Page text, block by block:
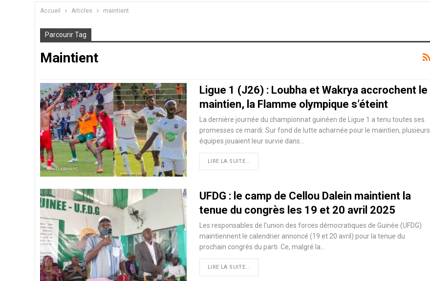
Accueil Articles maintient
Parcourir Tag
Maintient
Ligue 1 (J26) : Loubha et Wakrya accrochent le
maintien, la Flamme olympique s’éteint
La dernière journée du championnat guinéen de Ligue 1 a tenu toutes ses
promesses ce mardi. Sur fond de lutte acharnée pour le maintien, plusieurs
équipes jouaient leur survie dans…
LIRE LA SUITE...
UFDG : le camp de Cellou Dalein maintient la
tenue du congrès les 19 et 20 avril 2025
Les responsables de l'union des forces démocratiques de Guinée (UFDG)
maintiennent le calendrier annoncé (19 et 20 avril) pour la tenue du
prochain congrès du parti. Ce, malgré la…
LIRE LA SUITE...